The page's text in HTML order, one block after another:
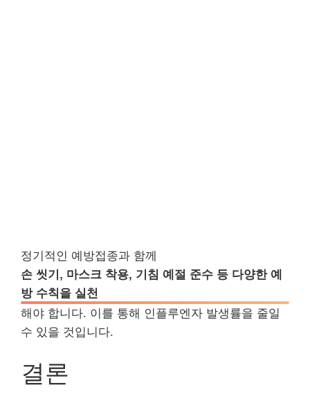
정기적인 예방접종과 함께
손 씻기, 마스크 착용, 기침 예절 준수 등 다양한 예
방 수칙을 실천
해야 합니다. 이를 통해 인플루엔자 발생률을 줄일
수 있을 것입니다.
결론